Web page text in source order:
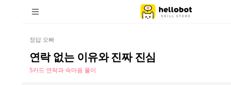
정답 오빠
연락 없는 이유와 진짜 진심
5카드 연락과 속마음 풀이